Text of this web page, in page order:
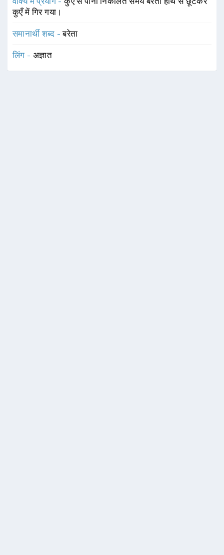
कुएँ में गिर गया।
समानार्थी शब्द -बरेता
लिंग - अज्ञात